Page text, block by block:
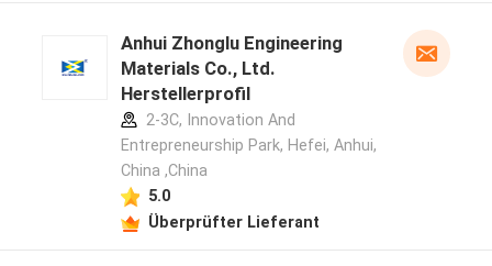
Anhui Zhonglu Engineering
Materials Co., Ltd.
Herstellerprofil
2-3C, Innovation And
Entrepreneurship Park, Hefei, Anhui,
China ,China
5.0
Überprüfter Lieferant